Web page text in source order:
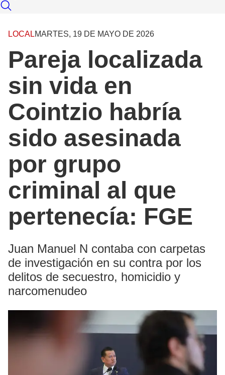
LOCALMARTES, 19 DE MAYO DE 2026
Pareja localizada
sin vida en
Cointzio habría
sido asesinada
por grupo
criminal al que
pertenecía: FGE
Juan Manuel N contaba con carpetas
de investigación en su contra por los
delitos de secuestro, homicidio y
narcomenudeo